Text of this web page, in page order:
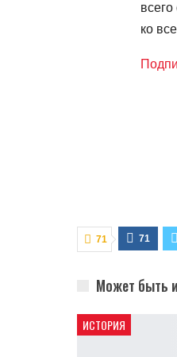
ко
71 71
Может быть
ИСТОРИЯ